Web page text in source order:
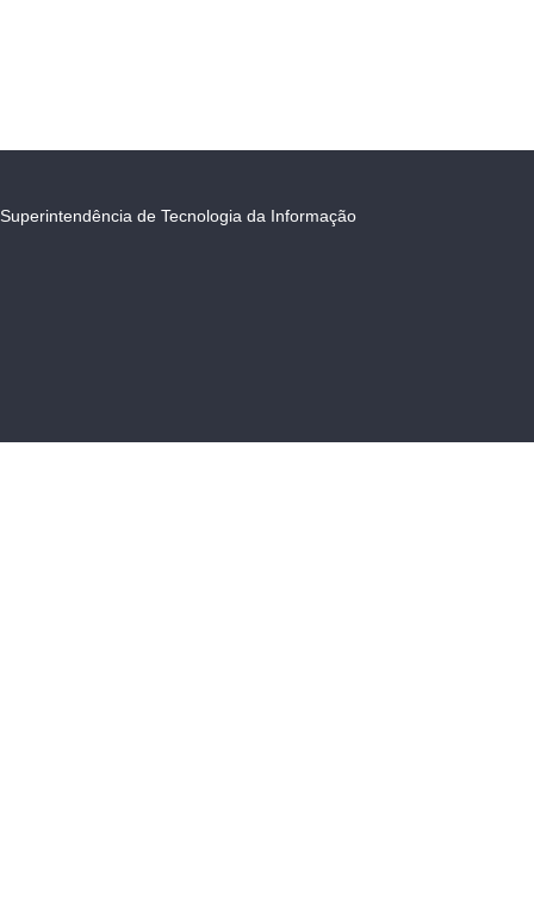
Superintendência de Tecnologia da Informação